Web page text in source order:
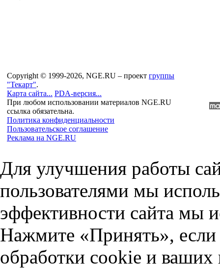
Copyright © 1999-2026, NGE.RU – проект группы
"Текарт".
Карта сайта... PDA-версия...
При любом использовании материалов NGE.RU
ссылка обязательна.
Политика конфиденциальности
Пользовательское соглашение
Реклама на NGE.RU
Для улучшения работы
пользователями мы
эффективности сайта мы
Нажмите «Принять», если
обработки cookie и